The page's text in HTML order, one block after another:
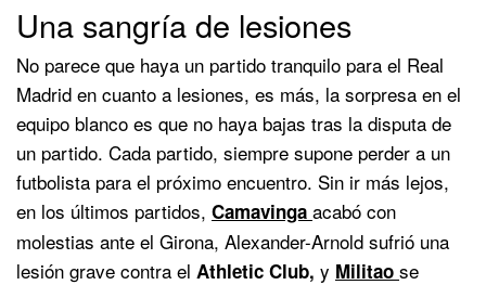
Una sangría de lesiones
No parece que haya un partido tranquilo para el Real
Madrid en cuanto a lesiones, es más, la sorpresa en el
equipo blanco es que no haya bajas tras la disputa de
un partido. Cada partido, siempre supone perder a un
futbolista para el próximo encuentro. Sin ir más lejos,
en los últimos partidos, Camavinga acabó con
molestias ante el Girona, Alexander-Arnold sufrió una
lesión grave contra el Athletic Club, y Militao se